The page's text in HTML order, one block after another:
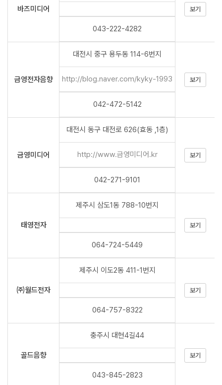
바즈미디어 보기
043-222-4282
금영전자음향
대전시 중구 용두동 114-6번지
보기
http://blog.naver.com/kyky-1993
042-472-5142
금영미디어
대전시 동구 대전로 626(효동 ,1층)
보기
http://www.금영미디어.kr
042-271-9101
태영전자
제주시 삼도1동 788-10번지
보기
064-724-5449
㈜월드전자
제주시 이도2동 411-1번지
보기
064-757-8322
골드음향
충주시 대현4길44
보기
043-845-2823